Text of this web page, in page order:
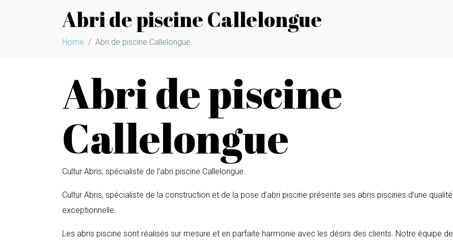
Abri de piscine Callelongue
Home Abri de piscine Callelongue
Abri de piscine
Callelongue
Cultur Abris, spécialiste de l’abri piscine Callelongue.
Cultur Abris, spécialiste de la construction et de la pose d’abri piscine présente ses abris piscines d’une qualité
exceptionnelle.
Les abris piscine sont réalisés sur mesure et en parfaite harmonie avec les désirs des clients. Notre équipe de